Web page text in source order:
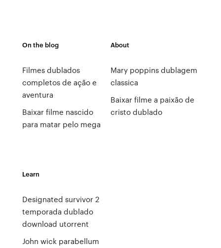
On the blog
Filmes dublados
completos de ação e
aventura
Baixar filme nascido
para matar pelo mega
About
Mary poppins dublagem
classica
Baixar filme a paixão de
cristo dublado
Learn
Designated survivor 2
temporada dublado
download utorrent
John wick parabellum